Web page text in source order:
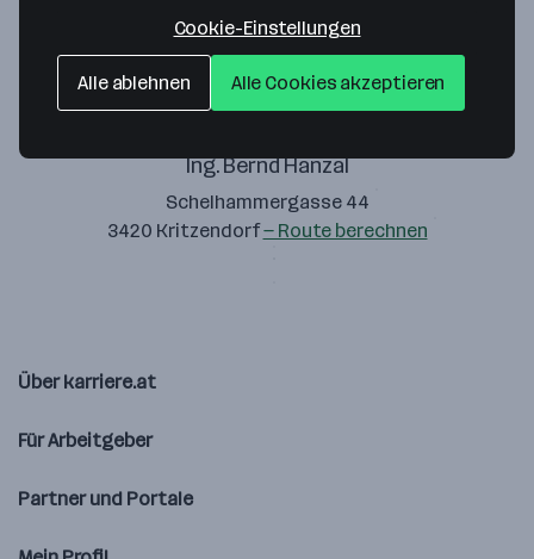
Ing. Bernd Hanzal
Schelhammergasse 44
3420 Kritzendorf— Route berechnen
Über karriere.at
Für Arbeitgeber
Partner und Portale
Cookie-Einstellungen
Alle ablehnen Alle Cookies akzeptieren